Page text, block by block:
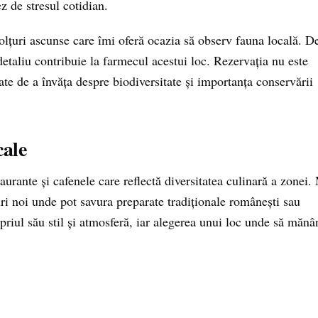
de stresul cotidian.
ascunse care îmi oferă ocazia să observ fauna locală.
contribuie la farmecul acestui loc. Rezervația nu este
de a învăța despre biodiversitate și importanța conservării
și cafenele care reflectă diversitatea culinară a zonei.
noi unde pot savura preparate tradiționale românești sau
său stil și atmosferă, iar alegerea unui loc unde să